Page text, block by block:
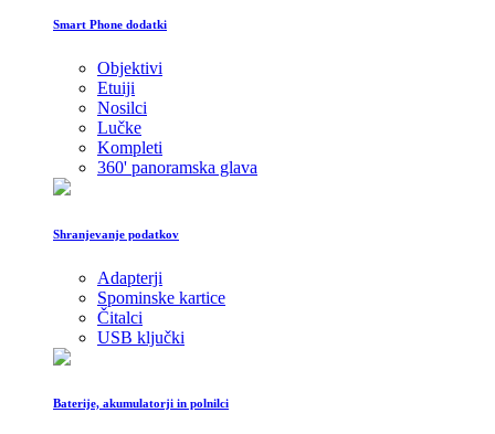
Smart Phone dodatki
Objektivi
Etuiji
Nosilci
Lučke
Kompleti
360' panoramska glava
Shranjevanje podatkov
Adapterji
Spominske kartice
Čitalci
USB ključki
Baterije, akumulatorji in polnilci